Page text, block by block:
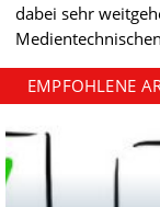
dabei sehr
EMPFOHLENE